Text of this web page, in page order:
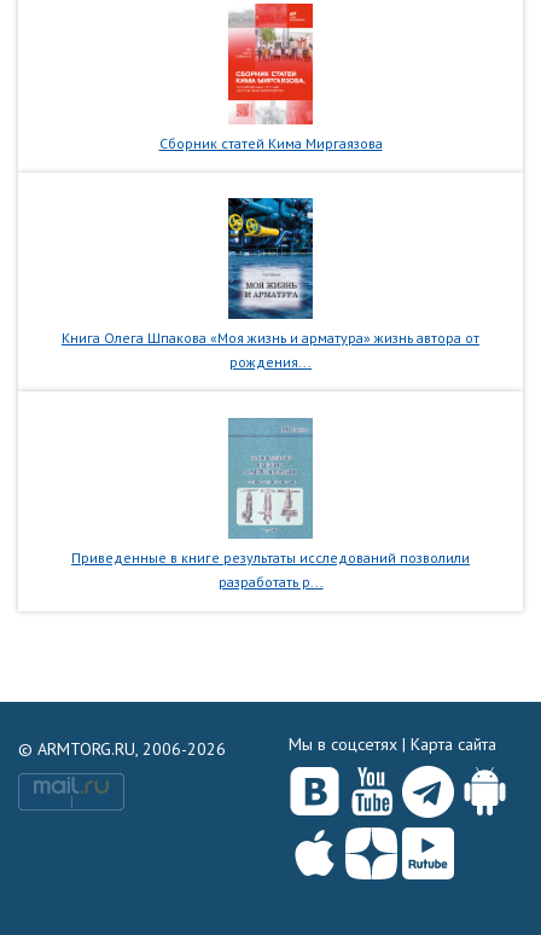
Сборник статей Кима Миргаязова
Книга Олега Шпакова «Моя жизнь и арматура» жизнь автора от
рождения...
Приведенные в книге результаты исследований позволили
разработать р...
© ARMTORG.RU, 2006-2026 Мы в соцсетях | Карта сайта